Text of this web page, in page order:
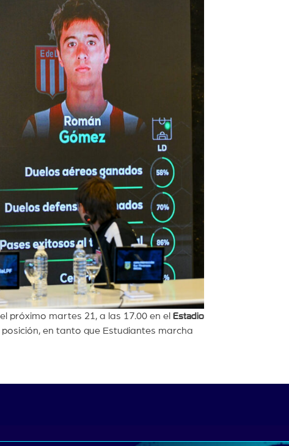
próximo martes 21, a las 17.00 en el Estadio
en tanto que Estudiantes marcha